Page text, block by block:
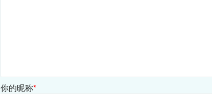
你的昵称*